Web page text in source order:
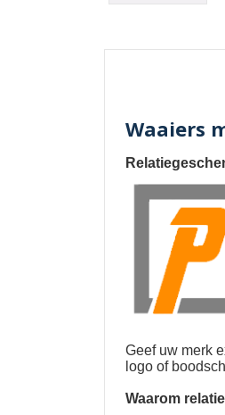
Waaiers
Geef uw merk
logo of
Waarom